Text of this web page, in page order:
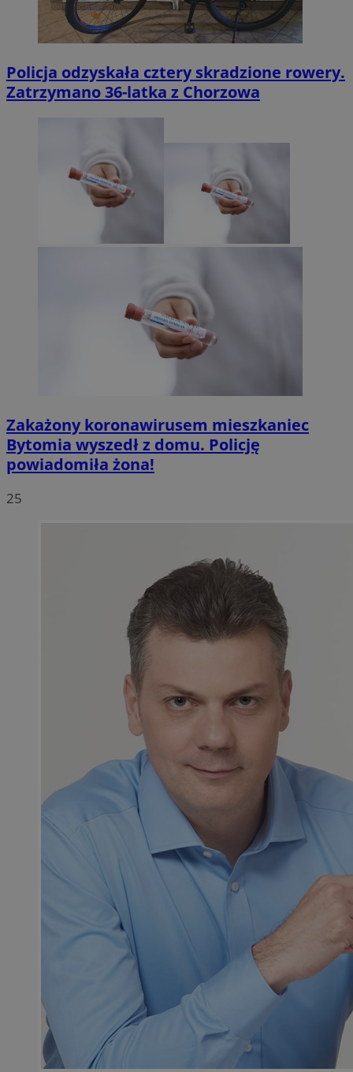
Policja odzyskała cztery skradzione rowery.
Zatrzymano 36-latka z Chorzowa
Zakażony koronawirusem mieszkaniec
Bytomia wyszedł z domu. Policję
powiadomiła żona!
25